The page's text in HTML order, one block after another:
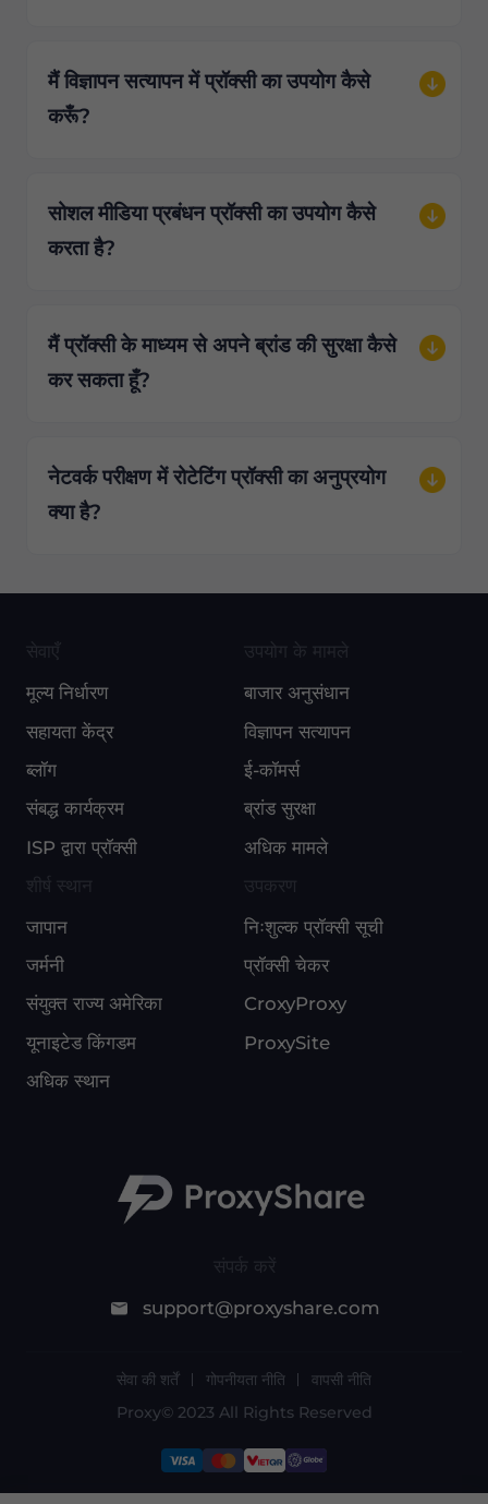
मैं विज्ञापन सत्यापन में प्रॉक्सी का उपयोग कैसे
करूँ?
सोशल मीडिया प्रबंधन प्रॉक्सी का उपयोग कैसे
करता है?
मैं प्रॉक्सी के माध्यम से अपने ब्रांड की सुरक्षा कैसे
कर सकता हूँ?
नेटवर्क परीक्षण में रोटेटिंग प्रॉक्सी का अनुप्रयोग
क्या है?
support@proxyshare.com
मूल्य निर्धारण
सहायता केंद्र
ब्लॉग
संबद्ध कार्यक्रम
ISP द्वारा प्रॉक्सी
बाजार अनुसंधान
विज्ञापन सत्यापन
ई-कॉमर्स
ब्रांड सुरक्षा
अधिक मामले
शीर्ष स्थान
जापान
जर्मनी
संयुक्त राज्य अमेरिका
यूनाइटेड किंगडम
अधिक स्थान
निःशुल्क प्रॉक्सी सूची
प्रॉक्सी चेकर
CroxyProxy
ProxySite
सेवा की शर्तें गोपनीयता नीति
वापसी नीति
Proxy© 2023 All Rights Reserved